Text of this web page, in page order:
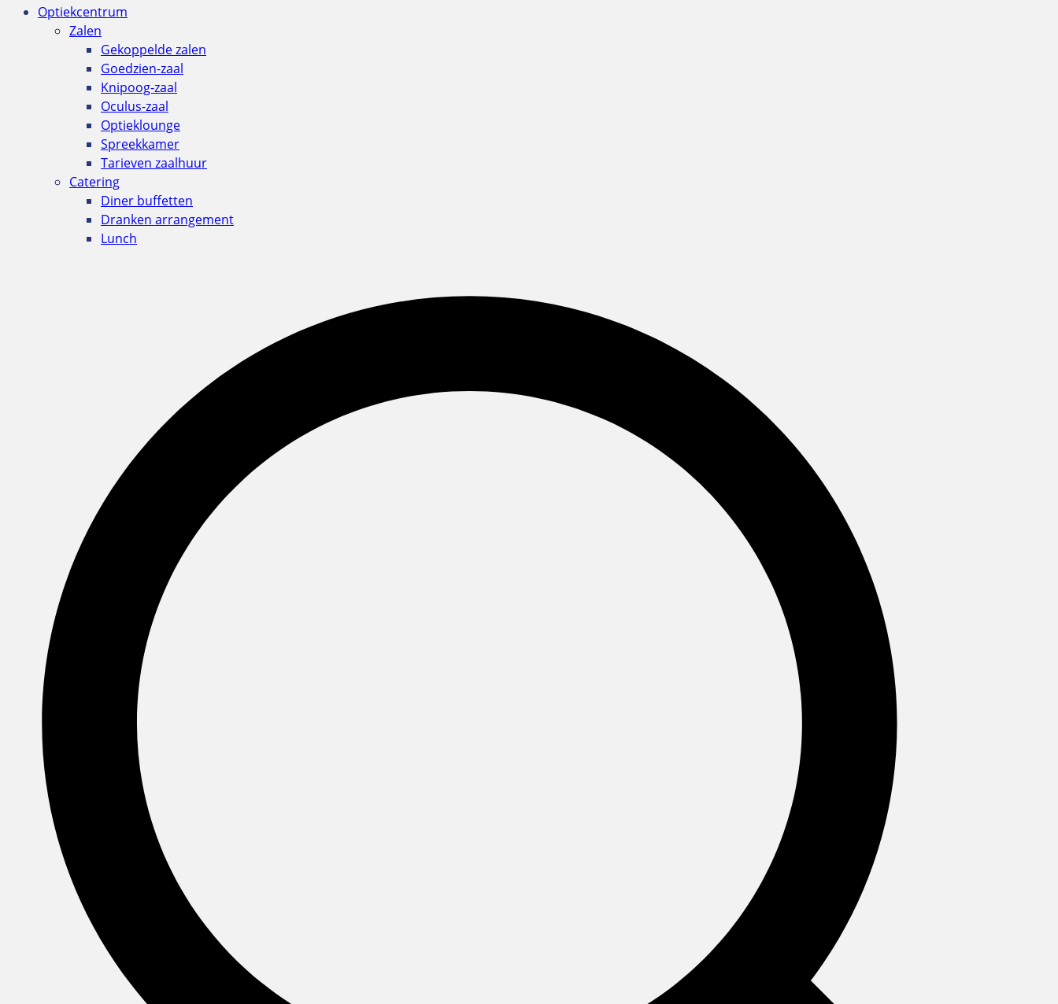
Optiekcentrum
Zalen
Gekoppelde zalen
Goedzien-zaal
Knipoog-zaal
Oculus-zaal
Optieklounge
Spreekkamer
Tarieven zaalhuur
Catering
Diner buffetten
Dranken arrangement
Lunch